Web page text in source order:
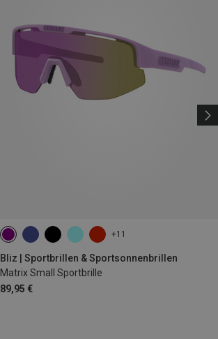
+11
Bliz | Sportbrillen & Sportsonnenbrillen
Matrix Small Sportbrille
89,95 €